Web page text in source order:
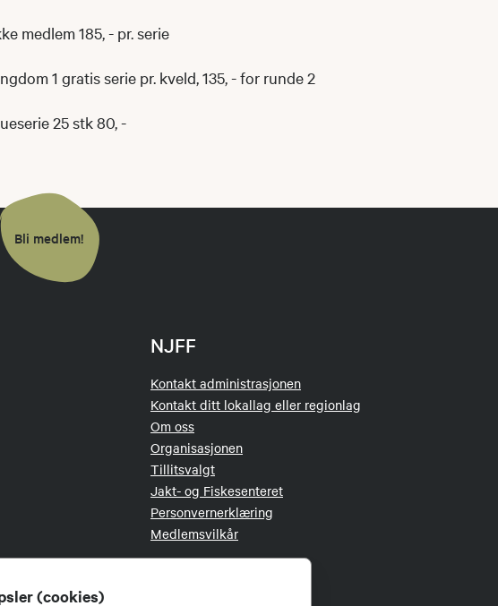
(cookies)
medlem 185, - pr. serie
1 gratis serie pr. kveld, 135, - for runde 2
25 stk 80, -
Bli medlem!
NJFF
Kontakt administrasjonen
Kontakt ditt lokallag eller regionlag
Om oss
Organisasjonen
Tillitsvalgt
Jakt- og Fiskesenteret
Personvernerklæring
Medlemsvilkår